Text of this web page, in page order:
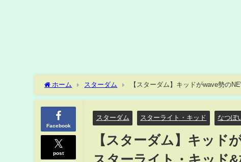
ホーム スターダム
【スターダム】キッドがwave勢の
成『HANAKOは化け物！』-4.28 Jumbo Forever-【STARDOM】
Facebook
post
スターダム スターライト・キッド なつぽ
【スターダム】キッド